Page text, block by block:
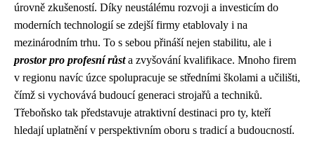
úrovně zkušeností. Díky neustálému rozvoji a investicím do
moderních technologií se zdejší firmy etablovaly i na
mezinárodním trhu. To s sebou přináší nejen stabilitu, ale i
prostor pro profesní růsta zvyšování kvalifikace. Mnoho firem
v regionu navíc úzce spolupracuje se středními školami a učilišti,
čímž si vychovává budoucí generaci strojařů a techniků.
Třeboňsko tak představuje atraktivní destinaci pro ty, kteří
hledají uplatnění v perspektivním oboru s tradicí a budoucností.